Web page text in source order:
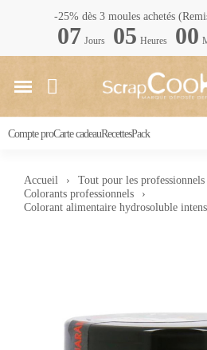
-25% dès 3 moules achetés
07 Jours 05 Heures 00
Compte proCarte cadeauRecettesPack
Accueil
Tout pour les professionnels
Colorants professionnels
Colorant alimentaire hydrosoluble